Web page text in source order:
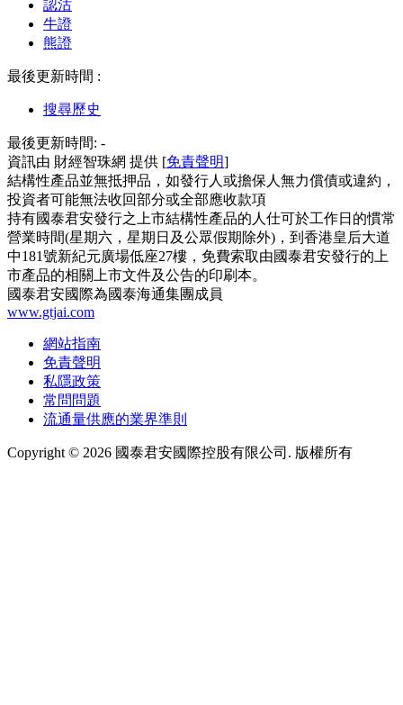
認沽
牛證
熊證
最後更新時間 :
搜尋歷史
最後更新時間: -
資訊由 財經智珠網 提供 [免責聲明]
結構性產品並無抵押品，如發行人或擔保人無力償債或違約，
投資者可能無法收回部分或全部應收款項
持有國泰君安發行之上市結構性產品的人仕可於工作日的慣常
營業時間(星期六，星期日及公眾假期除外)，到香港皇后大道
中181號新紀元廣場低座27樓，免費索取由國泰君安發行的上
市產品的相關上市文件及公告的印刷本。
國泰君安國際為國泰海通集團成員
www.gtjai.com
網站指南
免責聲明
私隱政策
常問問題
流通量供應的業界準則
Copyright © 2026 國泰君安國際控股有限公司. 版權所有